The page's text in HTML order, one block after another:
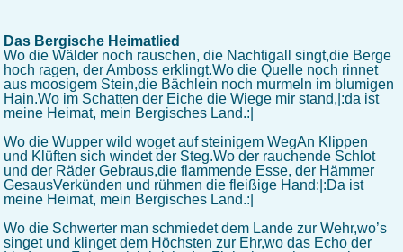
Das Bergische Heimatlied
Wo die Wälder noch rauschen, die Nachtigall singt,die Berge
hoch ragen, der Amboss erklingt.Wo die Quelle noch rinnet
aus moosigem Stein,die Bächlein noch murmeln im blumigen
Hain.Wo im Schatten der Eiche die Wiege mir stand,|:da ist
meine Heimat, mein Bergisches Land.:|
Wo die Wupper wild woget auf steinigem WegAn Klippen
und Klüften sich windet der Steg.Wo der rauchende Schlot
und der Räder Gebraus,die flammende Esse, der Hämmer
GesausVerkünden und rühmen die fleißige Hand:|:Da ist
meine Heimat, mein Bergisches Land.:|
Wo die Schwerter man schmiedet dem Lande zur Wehr,wo’s
singet und klinget dem Höchsten zur Ehr,wo das Echo der